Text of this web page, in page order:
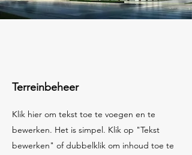
Terreinbeheer
Klik hier om tekst toe te voegen en te
bewerken. Het is simpel. Klik op "Tekst
bewerken" of dubbelklik om inhoud toe te